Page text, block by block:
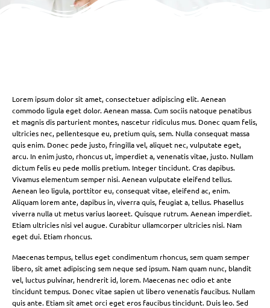
Lorem ipsum dolor sit amet, consectetuer adipiscing elit. Aenean
commodo ligula eget dolor. Aenean massa. Cum sociis natoque penatibus
et magnis dis parturient montes, nascetur ridiculus mus. Donec quam felis,
ultricies nec, pellentesque eu, pretium quis, sem. Nulla consequat massa
quis enim. Donec pede justo, fringilla vel, aliquet nec, vulputate eget,
arcu. In enim justo, rhoncus ut, imperdiet a, venenatis vitae, justo. Nullam
dictum felis eu pede mollis pretium. Integer tincidunt. Cras dapibus.
Vivamus elementum semper nisi. Aenean vulputate eleifend tellus.
Aenean leo ligula, porttitor eu, consequat vitae, eleifend ac, enim.
Aliquam lorem ante, dapibus in, viverra quis, feugiat a, tellus. Phasellus
viverra nulla ut metus varius laoreet. Quisque rutrum. Aenean imperdiet.
Etiam ultricies nisi vel augue. Curabitur ullamcorper ultricies nisi. Nam
eget dui. Etiam rhoncus.
Maecenas tempus, tellus eget condimentum rhoncus, sem quam semper
libero, sit amet adipiscing sem neque sed ipsum. Nam quam nunc, blandit
vel, luctus pulvinar, hendrerit id, lorem. Maecenas nec odio et ante
tincidunt tempus. Donec vitae sapien ut libero venenatis faucibus. Nullam
quis ante. Etiam sit amet orci eget eros faucibus tincidunt. Duis leo. Sed